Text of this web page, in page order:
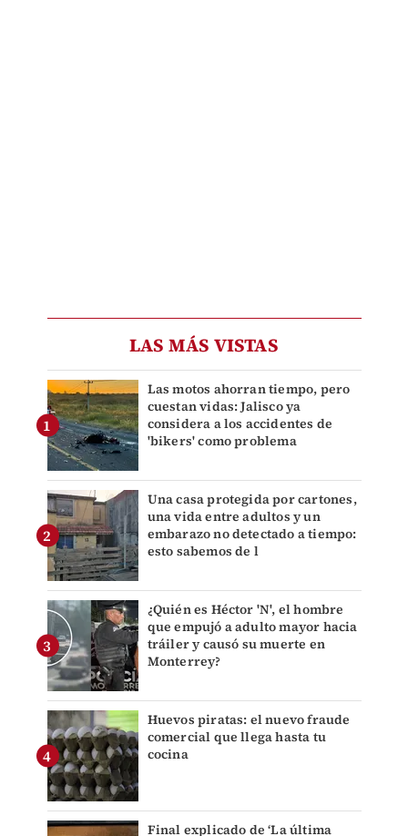
LAS MÁS VISTAS
Las motos ahorran tiempo, pero
cuestan vidas: Jalisco ya
considera a los accidentes de
'bikers' como problema
Una casa protegida por cartones,
una vida entre adultos y un
embarazo no detectado a tiempo:
esto sabemos de l
¿Quién es Héctor 'N', el hombre
que empujó a adulto mayor hacia
tráiler y causó su muerte en
Monterrey?
Huevos piratas: el nuevo fraude
comercial que llega hasta tu
cocina
Final explicado de ‘La última